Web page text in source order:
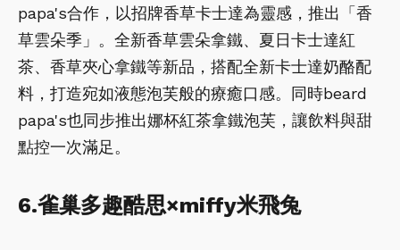
papa's合作，以招牌香草卡士達為靈感，推出「香
草雲朵季」。全新香草雲朵拿鐵、夏日卡士達紅
茶、香草夾心拿鐵等新品，搭配全新卡士達奶酪配
料，打造宛如液態泡芙般的療癒口感。同時beard
papa's也同步推出娜杯紅茶拿鐵泡芙，讓飲料與甜
點控一次滿足。
6.雀巢多趣酷思×miffy米飛兔